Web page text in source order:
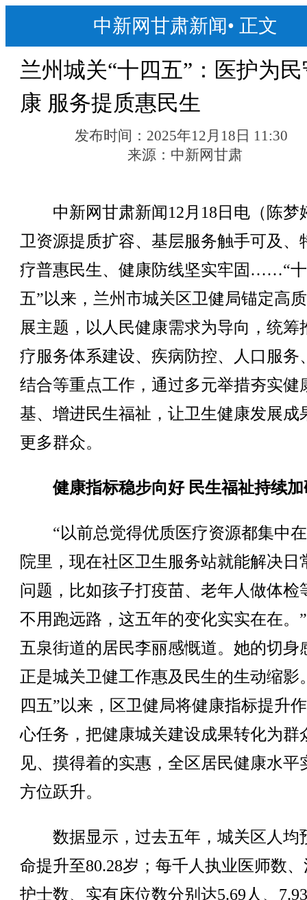
中新网甘肃新闻• 正文
兰州城关“十四五”：医护为
康 服务提质惠民生
发布时间： 2025年12月18日 11:30
来源： 中新网甘肃
中新网甘肃新闻12月18日电（陈梦
卫资源提质扩容、基层服务触手可及、
疗普惠民生、健康防线坚实牢固……“
五”以来，兰州市城关区卫健局锚定高
展主题，以人民健康需求为导向，统筹
疗服务体系建设、疾病防控、人口服务
结合等重点工作，通过多元举措夯实健
基、增进民生福祉，让卫生健康发展成
更多群众。
健康指标稳步向好 民生福祉持续加
“以前总觉得优质医疗资源都集中
院里，现在社区卫生服务站就能解决日
问题，比如孩子打疫苗、老年人做体检
不用跑远路，这五年的变化实实在在。
五泉街道的居民李丽感慨道。她的切身
正是城关卫健工作惠及民生的生动缩影
四五”以来，区卫健局将健康指标提升
心任务，把健康城关建设成果转化为群
见、摸得着的实惠，全区居民健康水平
方位跃升。
数据显示，过去五年，城关区人均
命提升至80.28岁；每千人执业医师数
护士数、实有床位数分别达5.69人、